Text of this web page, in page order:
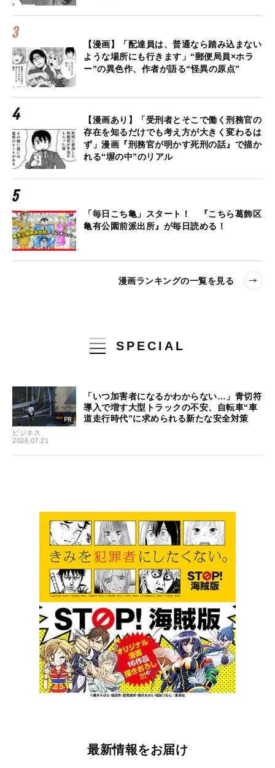
【漫画】「配達員は、普通なら踏み込まない
ような場所にも行きます」“郵便局員×ホラ
ー”の異色作、作者が語る“怪異の原点”
【漫画あり】「受刑者とそこで働く刑務官の
存在を知るだけでも考え方が大きく変わるは
ず」漫画『刑務官が明かす死刑の話』で描か
れる“塀の中”のリアル
「毎日こち亀」スタート！ 『こちら葛飾区
亀有公園前派出所』が毎日読める！
漫画ランキングの一覧を見る
SPECIAL
ビジネス
2026.07.21
「いつ加害者になるかわからない…」青切符
導入で増す大型トラックの不安、自転車“車
道走行時代”に求められる新たな安全対策
最新情報をお届け